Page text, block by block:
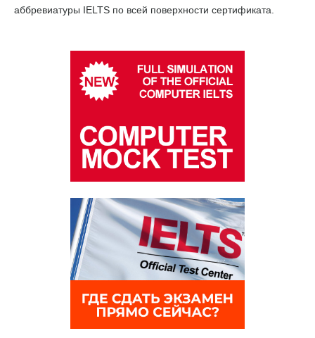
аббревиатуры IELTS по всей поверхности сертификата.